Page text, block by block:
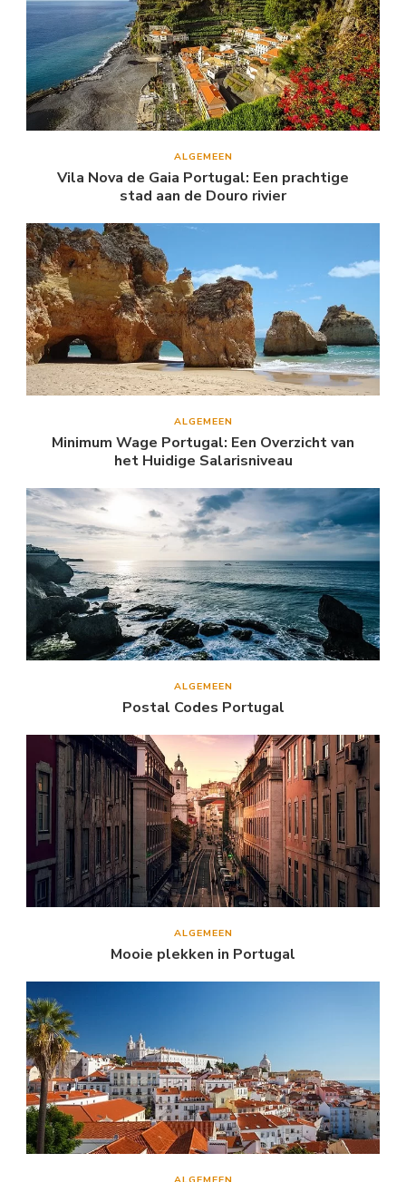
ALGEMEEN
Vila Nova de Gaia Portugal: Een prachtige
stad aan de Douro rivier
ALGEMEEN
Minimum Wage Portugal: Een Overzicht van
het Huidige Salarisniveau
ALGEMEEN
Postal Codes Portugal
ALGEMEEN
Mooie plekken in Portugal